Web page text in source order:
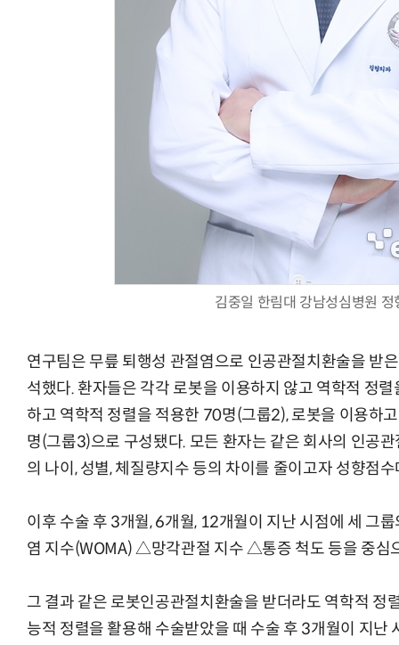
김중일 한림대 강남성심병원 정
연구팀은 무릎 퇴행성 관절염으로 인공관절치환술을 받
석했다. 환자들은 각각 로봇을 이용하지 않고 역학적 정
하고 역학적 정렬을 적용한 70명(그룹2), 로봇을 이용하
명(그룹3)으로 구성됐다. 모든 환자는 같은 회사의 인공
의 나이, 성별, 체질량지수 등의 차이를 줄이고자 성향점
이후 수술 후 3개월, 6개월, 12개월이 지난 시점에 세 그
염 지수(WOMA) △망각관절 지수 △통증 척도 등을 중심
그 결과 같은 로봇인공관절치환술을 받더라도 역학적 정
능적 정렬을 활용해 수술받았을 때 수술 후 3개월이 지난